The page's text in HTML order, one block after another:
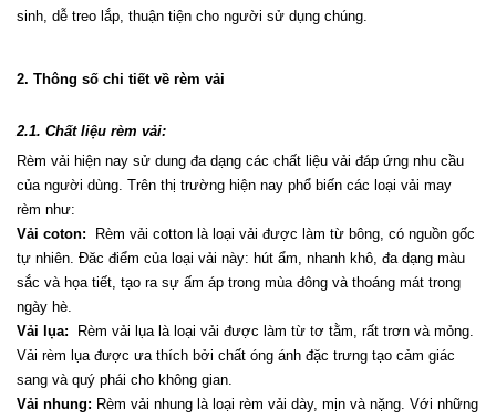
sinh, dễ treo lắp, thuận tiện cho người sử dụng chúng.
2. Thông số chi tiết về rèm vải
2.1. Chất liệu rèm vải:
Rèm vải hiện nay sử dung đa dạng các chất liệu vải đáp ứng nhu cầu
của người dùng. Trên thị trường hiện nay phổ biến các loại vải may
rèm như:
Vải coton: Rèm vải cotton là loại vải được làm từ bông, có nguồn gốc
tự nhiên. Đăc điểm của loại vải này: hút ẩm, nhanh khô, đa dạng màu
sắc và họa tiết, tạo ra sự ấm áp trong mùa đông và thoáng mát trong
ngày hè.
Vải lụa: Rèm vải lụa là loại vải được làm từ tơ tằm, rất trơn và mỏng.
Vải rèm lụa được ưa thích bởi chất óng ánh đặc trưng tạo cảm giác
sang và quý phái cho không gian.
Vải nhung: Rèm vải nhung là loại rèm vải dày, mịn và nặng. Với những